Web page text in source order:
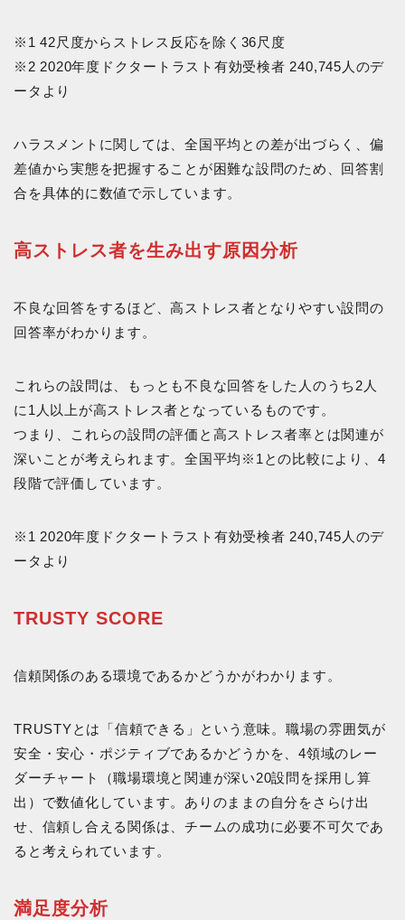
※1 42尺度からストレス反応を除く36尺度
※2 2020年度ドクタートラスト有効受検者 240,745人のデ
ータより
ハラスメントに関しては、全国平均との差が出づらく、偏
差値から実態を把握することが困難な設問のため、回答割
合を具体的に数値で示しています。
高ストレス者を生み出す原因分析
不良な回答をするほど、高ストレス者となりやすい設問の
回答率がわかります。
これらの設問は、もっとも不良な回答をした人のうち2人
に1人以上が高ストレス者となっているものです。
つまり、これらの設問の評価と高ストレス者率とは関連が
深いことが考えられます。全国平均※1との比較により、4
段階で評価しています。
※1 2020年度ドクタートラスト有効受検者 240,745人のデ
ータより
TRUSTY SCORE
信頼関係のある環境であるかどうかがわかります。
TRUSTYとは「信頼できる」という意味。職場の雰囲気が
安全・安心・ポジティブであるかどうかを、4領域のレー
ダーチャート（職場環境と関連が深い20設問を採用し算
出）で数値化しています。ありのままの自分をさらけ出
せ、信頼し合える関係は、チームの成功に必要不可欠であ
ると考えられています。
満足度分析